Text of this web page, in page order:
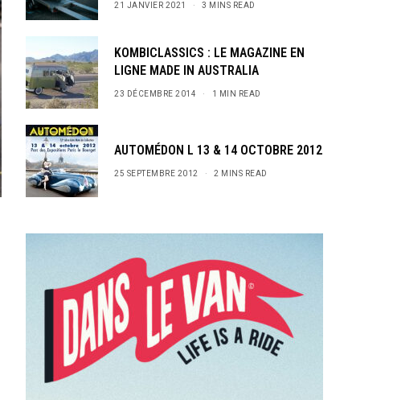
21 JANVIER 2021 3 MINS READ
KOMBICLASSICS : LE MAGAZINE EN
LIGNE MADE IN AUSTRALIA
23 DÉCEMBRE 2014 1 MIN READ
AUTOMÉDON L 13 & 14 OCTOBRE 2012
25 SEPTEMBRE 2012 2 MINS READ